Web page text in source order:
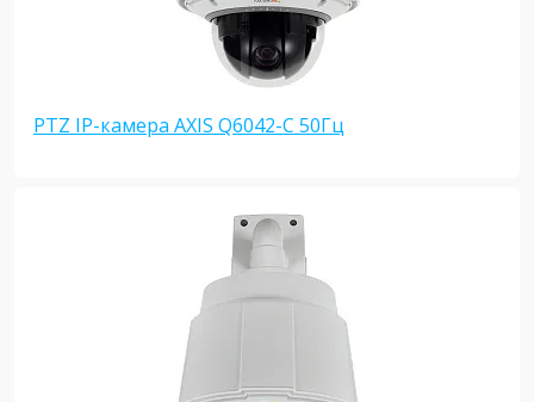
PTZ IP-камера AXIS Q6042-C 50Гц